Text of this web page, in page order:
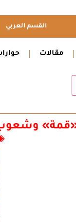
القسم العربي
مقالات
وشعوب